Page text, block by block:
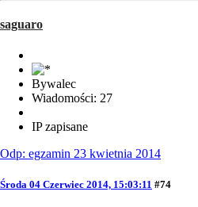
saguaro
Bywalec
Wiadomości: 27
IP zapisane
Odp: egzamin 23 kwietnia 2014
Środa 04 Czerwiec 2014, 15:03:11 #74